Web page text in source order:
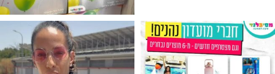
מין העובר רק במסיבלנד !! קיים